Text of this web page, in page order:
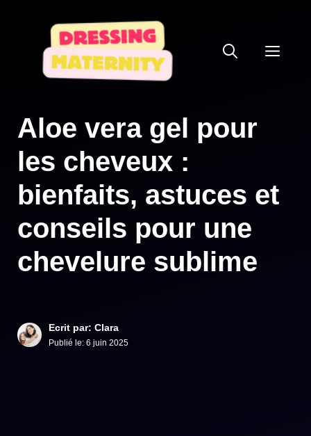
contenu
Aloe vera gel pour
les cheveux :
bienfaits, astuces et
conseils pour une
chevelure sublime
Ecrit par: Clara
Publié le: 6 juin 2025